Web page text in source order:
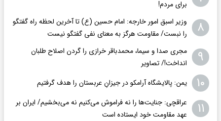
برای مردم!
۸
وزیر اسبق امور خارجه: امام حسین (ع) تا آخرین لحظه راه گفتگو
را نبست/ مقاومت هرگز به معنای نفی گفتگو نیست
۹
مجری صدا و سیما، محمدباقر خرازی را گردن اصلاح طلبان
انداخت!/ تصاویر
۱۰ یمن: پالایشگاه آرامکو در جیزانِ عربستان را هدف گرفتیم
۱۱
عراقچی: جنایت‌ها را نه فراموش می‌کنیم نه می‌بخشیم/ ایران بر
عهد مقاومت خود ایستاده است